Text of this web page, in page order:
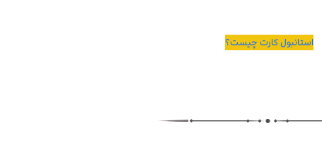
استانبول کارت چیست؟